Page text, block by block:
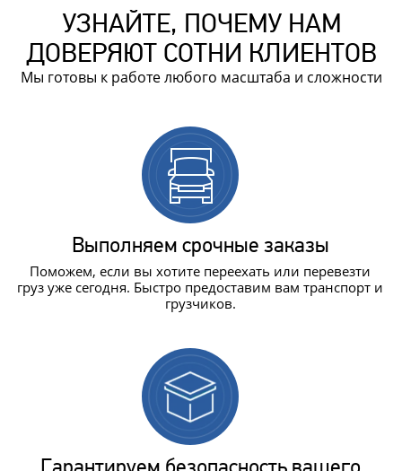
УЗНАЙТЕ, ПОЧЕМУ НАМ
ДОВЕРЯЮТ СОТНИ КЛИЕНТОВ
Мы готовы к работе любого масштаба и сложности
Выполняем срочные заказы
Поможем, если вы хотите переехать или перевезти
груз уже сегодня. Быстро предоставим вам транспорт и
грузчиков.